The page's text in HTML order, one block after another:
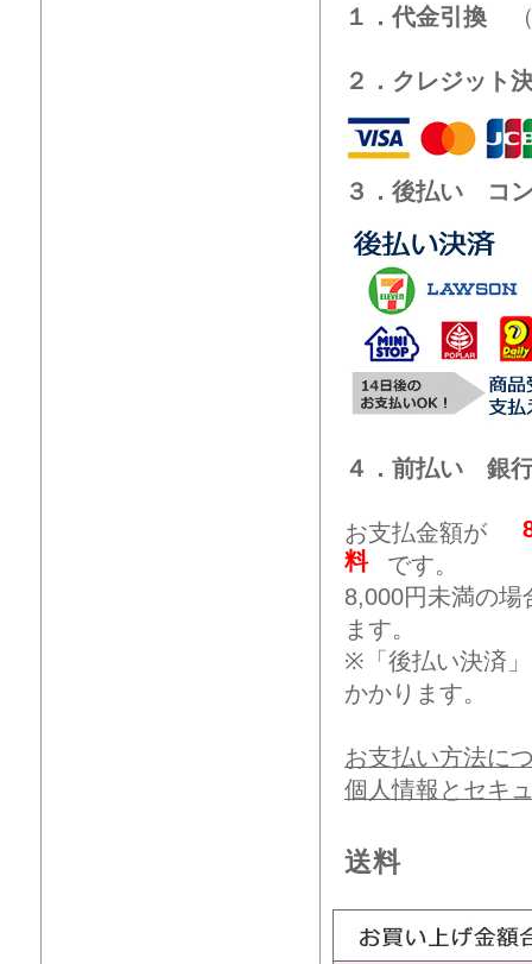
１．代金引換 （
２．クレジット
３．後払い コ
４．前払い 銀
お支払金額が
料
です。
8,000円未満の場
ます。
※「後払い決済
かかります。
お支払い方法に
個人情報とセキ
送料